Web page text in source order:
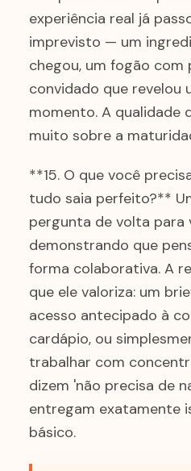
experiência real já
imprevisto — um
chegou, um fogão com
convidado que revelou
momento. A qualidade
muito sobre a
**15. O que você
tudo saia perfeito?**
pergunta de volta para
demonstrando que
forma colaborativa. A
que ele valoriza: um
acesso antecipado à
cardápio, ou
trabalhar com
dizem 'não precisa de
entregam exatamente
básico.